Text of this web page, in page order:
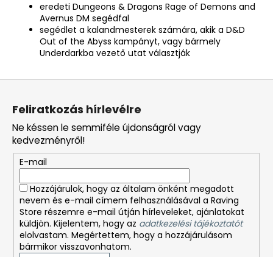
eredeti Dungeons & Dragons Rage of Demons and
Avernus DM segédfal
segédlet a kalandmesterek számára, akik a D&D
Out of the Abyss kampányt, vagy bármely
Underdarkba vezető utat választják
Feliratkozás hírlevélre
Ne késsen le semmiféle újdonságról vagy
kedvezményről!
E-mail
Hozzájárulok, hogy az általam önként megadott
nevem és e-mail címem felhasználásával a Raving
Store részemre e-mail útján hírleveleket, ajánlatokat
küldjön. Kijelentem, hogy az adatkezelési tájékoztatót
elolvastam. Megértettem, hogy a hozzájárulásom
bármikor visszavonhatom.